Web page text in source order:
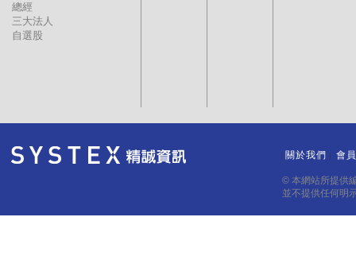
總經
三大法人
自選股
關於我們 會
© 本網站所提供
並不提供任何明